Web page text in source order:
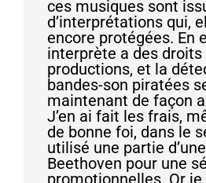
ces musiques sont
d’interprétations qui,
encore protégées. En
interprète a des droits
productions, et la
bandes-son piratées
maintenant de façon
J’en ai fait les frais,
de bonne foi, dans le
utilisé une partie
Beethoven pour une
promotionnelles. Or